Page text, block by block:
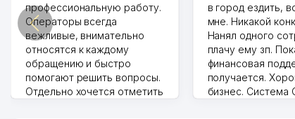
профессиональную работу.
Операторы всегда
вежливые, внимательно
относятся к каждому
обращению и быстро
помогают решить вопросы.
Отдельно хочется отметить
в город ездить,
мне. Никакой
Нанял одного
плачу ему зп.
финансовая
получается.
бизнес. Система